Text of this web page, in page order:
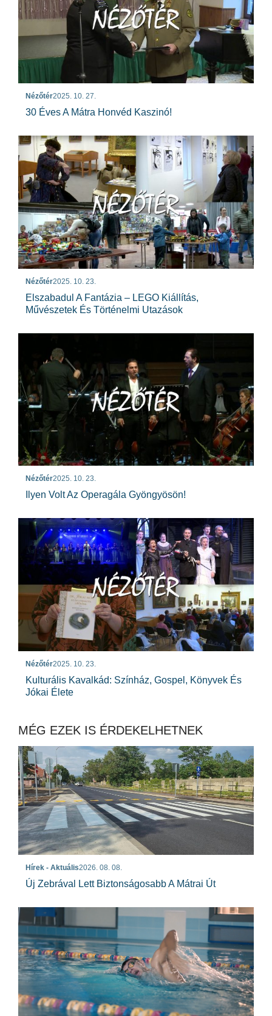
Nézőtér2025. 10. 27.
30 Éves A Mátra Honvéd Kaszinó!
Nézőtér2025. 10. 23.
Elszabadul A Fantázia – LEGO Kiállítás,
Művészetek És Történelmi Utazások
Nézőtér2025. 10. 23.
Ilyen Volt Az Operagála Gyöngyösön!
Nézőtér2025. 10. 23.
Kulturális Kavalkád: Színház, Gospel, Könyvek És
Jókai Élete
MÉG EZEK IS ÉRDEKELHETNEK
Hírek - Aktuális2026. 08. 08.
Új Zebrával Lett Biztonságosabb A Mátrai Út